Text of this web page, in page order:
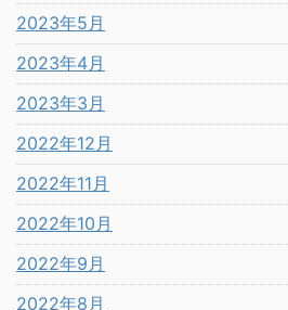
2023年5月
2023年4月
2023年3月
2022年12月
2022年11月
2022年10月
2022年9月
2022年8月